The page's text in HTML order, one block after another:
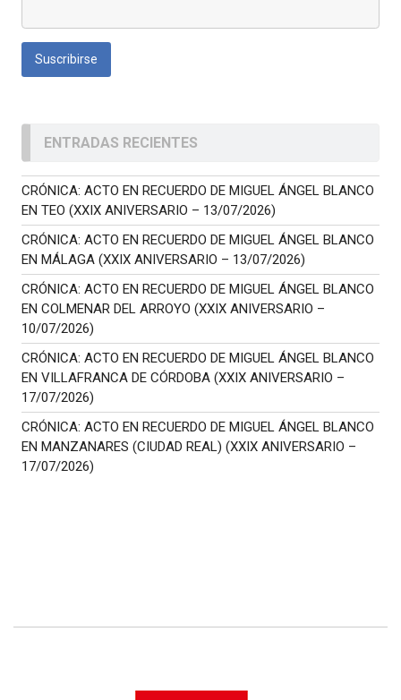
ENTRADAS RECIENTES
CRÓNICA: ACTO EN RECUERDO DE MIGUEL ÁNGEL BLANCO
EN TEO (XXIX ANIVERSARIO – 13/07/2026)
CRÓNICA: ACTO EN RECUERDO DE MIGUEL ÁNGEL BLANCO
EN MÁLAGA (XXIX ANIVERSARIO – 13/07/2026)
CRÓNICA: ACTO EN RECUERDO DE MIGUEL ÁNGEL BLANCO
EN COLMENAR DEL ARROYO (XXIX ANIVERSARIO –
10/07/2026)
CRÓNICA: ACTO EN RECUERDO DE MIGUEL ÁNGEL BLANCO
EN VILLAFRANCA DE CÓRDOBA (XXIX ANIVERSARIO –
17/07/2026)
CRÓNICA: ACTO EN RECUERDO DE MIGUEL ÁNGEL BLANCO
EN MANZANARES (CIUDAD REAL) (XXIX ANIVERSARIO –
17/07/2026)